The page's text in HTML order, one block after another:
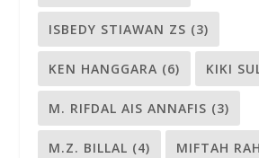
ISBEDY STIAWAN ZS (3)
KEN HANGGARA (6) KIKI
M. RIFDAL AIS ANNAFIS (3)
M.Z. BILLAL (4) MIFTAH